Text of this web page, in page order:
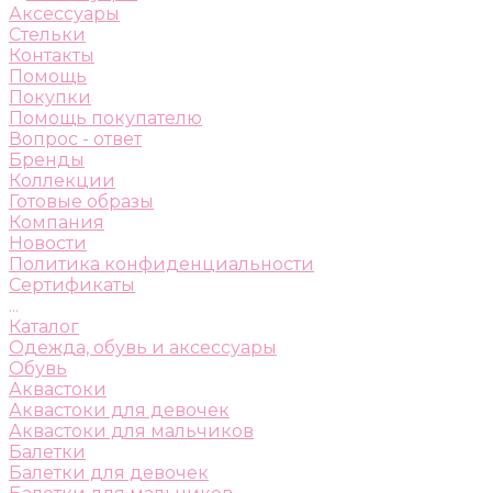
Аксессуары
Стельки
Контакты
Помощь
Покупки
Помощь покупателю
Вопрос - ответ
Бренды
Коллекции
Готовые образы
Компания
Новости
Политика конфиденциальности
Сертификаты
...
Каталог
Одежда, обувь и аксессуары
Обувь
Аквастоки
Аквастоки для девочек
Аквастоки для мальчиков
Балетки
Балетки для девочек